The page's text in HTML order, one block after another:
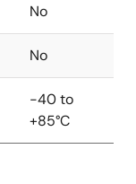
No
No
-40 to
+85°C